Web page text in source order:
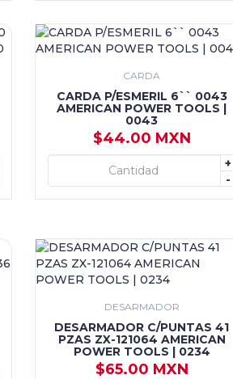
CARDA
CARDA P/ESMERIL 6`` 0043
AMERICAN POWER TOOLS |
0043
$44.00 MXN
+
-
+ AGREGAR
DESARMADOR
DESARMADOR C/PUNTAS 41
PZAS ZX-121064 AMERICAN
POWER TOOLS | 0234
$65.00 MXN